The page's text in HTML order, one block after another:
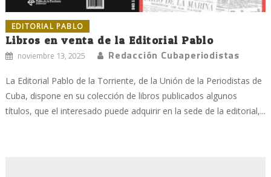
EDITORIAL PABLO
Libros en venta de la Editorial Pablo
noviembre 13, 2025 Redacción Cubaperiodistas
La Editorial Pablo de la Torriente, de la Unión de la Periodistas de
Cuba, dispone en su colección de libros publicados algunos
títulos, que el interesado puede adquirir en la sede de la editorial,...